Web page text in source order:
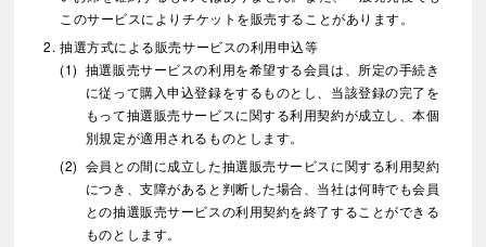
このサービスによりチケットを販売することがあります。
抽選方式による販売サービスの利用申込等
抽選販売サービスの利用を希望する会員は、所定の手続き
に従って購入申込登録をするものとし、当該登録の完了を
もって抽選販売サービスに関する利用契約が成立し、本個
別規定が適用されるものとします。
会員との間に成立した抽選販売サービスに関する利用契約
につき、支障があると判断した場合、当社は何時でも会員
との抽選販売サービスの利用契約を終了することができる
ものとします。